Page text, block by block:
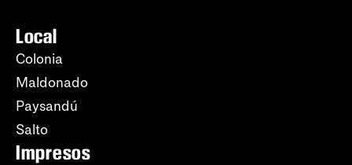
Local
Colonia
Maldonado
Paysandú
Salto
Impresos